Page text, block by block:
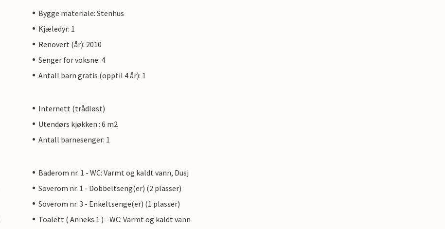
Bygge materiale: Stenhus
Kjæledyr: 1
Renovert (år): 2010
Senger for voksne: 4
Antall barn gratis (opptil 4 år): 1
Internett (trådløst)
Utendørs kjøkken : 6 m2
Antall barnesenger: 1
Baderom nr. 1 - WC: Varmt og kaldt vann, Dusj
Soverom nr. 1 - Dobbeltseng(er) (2 plasser)
Soverom nr. 3 - Enkeltsenge(er) (1 plasser)
Toalett ( Anneks 1 ) - WC: Varmt og kaldt vann